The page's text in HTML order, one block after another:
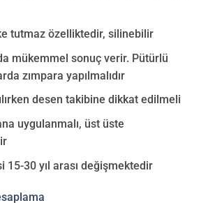
tutmaz özelliktedir, silinebilir
mükemmel sonuç verir. Pütürlü
zımpara yapılmalıdır
desen takibine dikkat edilmeli
uygulanmalı, üst üste
15-30 yıl arası değişmektedir